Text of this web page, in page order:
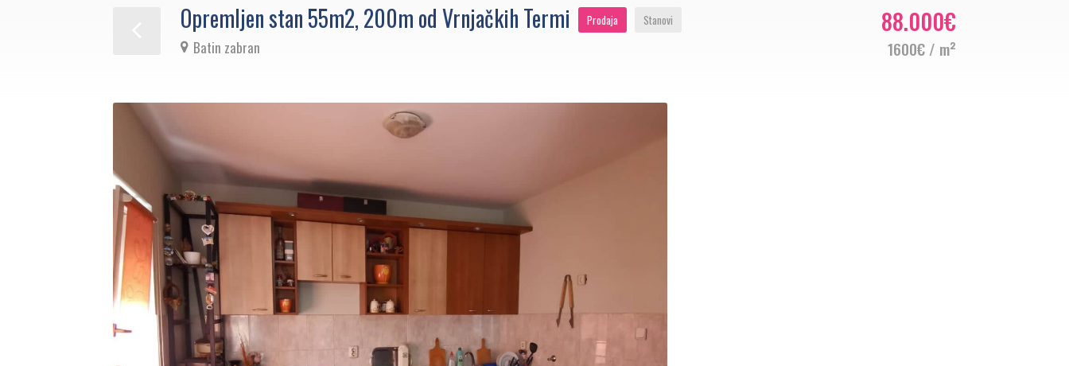
Opremljen stan 55m2, 200m od Vrnjačkih Termi Prodaja Stanovi
Batin zabran
88.000€
1600€ / m²